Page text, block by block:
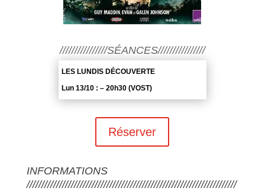
////////////////SÉANCES////////////////
LES LUNDIS DÉCOUVERTE
Lun 13/10 : – 20h30 (VOST)
Réserver
INFORMATIONS
///////////////////////////////////////////////////////////////////////